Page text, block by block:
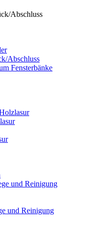
Abschluss
Abschluss
Fensterbänke
und Reinigung
und Reinigung